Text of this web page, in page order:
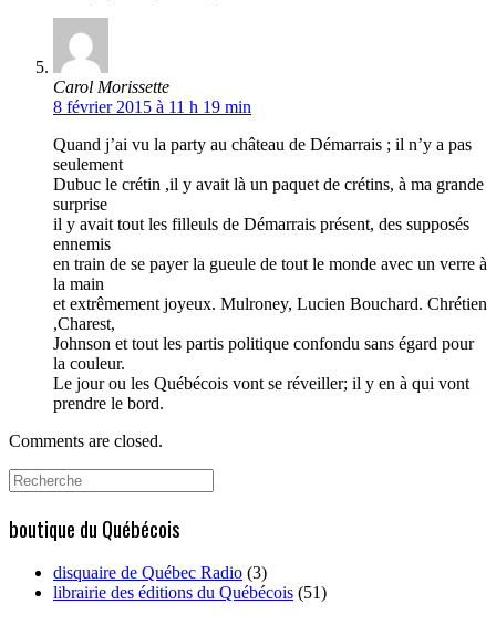
Carol Morissette
8 février 2015 à 11 h 19 min
Quand j’ai vu la party au château de Démarrais ; il n’y a pas
seulement
Dubuc le crétin ,il y avait là un paquet de crétins, à ma grande
surprise
il y avait tout les filleuls de Démarrais présent, des supposés
ennemis
en train de se payer la gueule de tout le monde avec un verre à
la main
et extrêmement joyeux. Mulroney, Lucien Bouchard. Chrétien
,Charest,
Johnson et tout les partis politique confondu sans égard pour
la couleur.
Le jour ou les Québécois vont se réveiller; il y en à qui vont
prendre le bord.
Comments are closed.
Search
for:
boutique du Québécois
disquaire de Québec Radio (3)
librairie des éditions du Québécois (51)